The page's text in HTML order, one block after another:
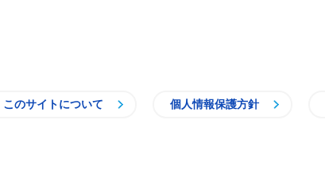
このサイトについて 個人情報保護方針